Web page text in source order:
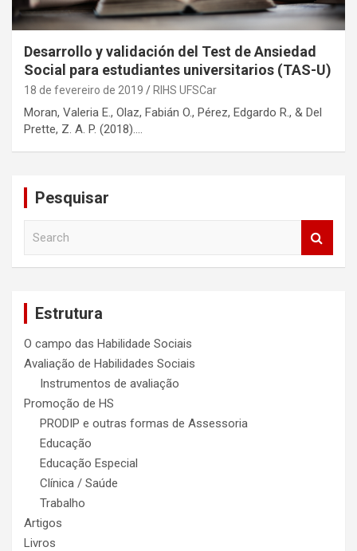
Desarrollo y validación del Test de Ansiedad
Social para estudiantes universitarios (TAS-U)
18 de fevereiro de 2019 RIHS UFSCar
Moran, Valeria E., Olaz, Fabián O., Pérez, Edgardo R., & Del
Prette, Z. A. P. (2018).…
Pesquisar
Estrutura
O campo das Habilidade Sociais
Avaliação de Habilidades Sociais
Instrumentos de avaliação
Promoção de HS
PRODIP e outras formas de Assessoria
Educação
Educação Especial
Clínica / Saúde
Trabalho
Artigos
Livros